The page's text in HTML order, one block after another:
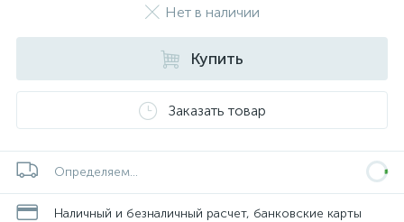
Нет в наличии
Купить
Заказать товар
Определяем...
Наличный и безналичный расчет, банковские карты